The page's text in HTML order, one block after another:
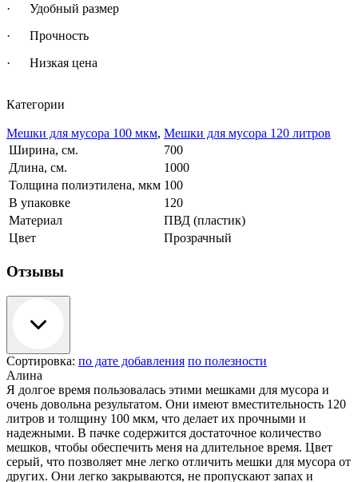
· Удобный размер
· Прочность
· Низкая цена
Категории
Мешки для мусора 100 мкм, Мешки для мусора 120 литров
Ширина, см.
700
Длина, см.
1000
Толщина полиэтилена, мкм 100
В упаковке
120
Материал
ПВД (пластик)
Цвет
Прозрачный
Отзывы
Сортировка: по дате добавления по полезности
Алина
Я долгое время пользовалась этими мешками для мусора и
очень довольна результатом. Они имеют вместительность 120
литров и толщину 100 мкм, что делает их прочными и
надежными. В пачке содержится достаточное количество
мешков, чтобы обеспечить меня на длительное время. Цвет
серый, что позволяет мне легко отличить мешки для мусора от
других. Они легко закрываются, не пропускают запах и